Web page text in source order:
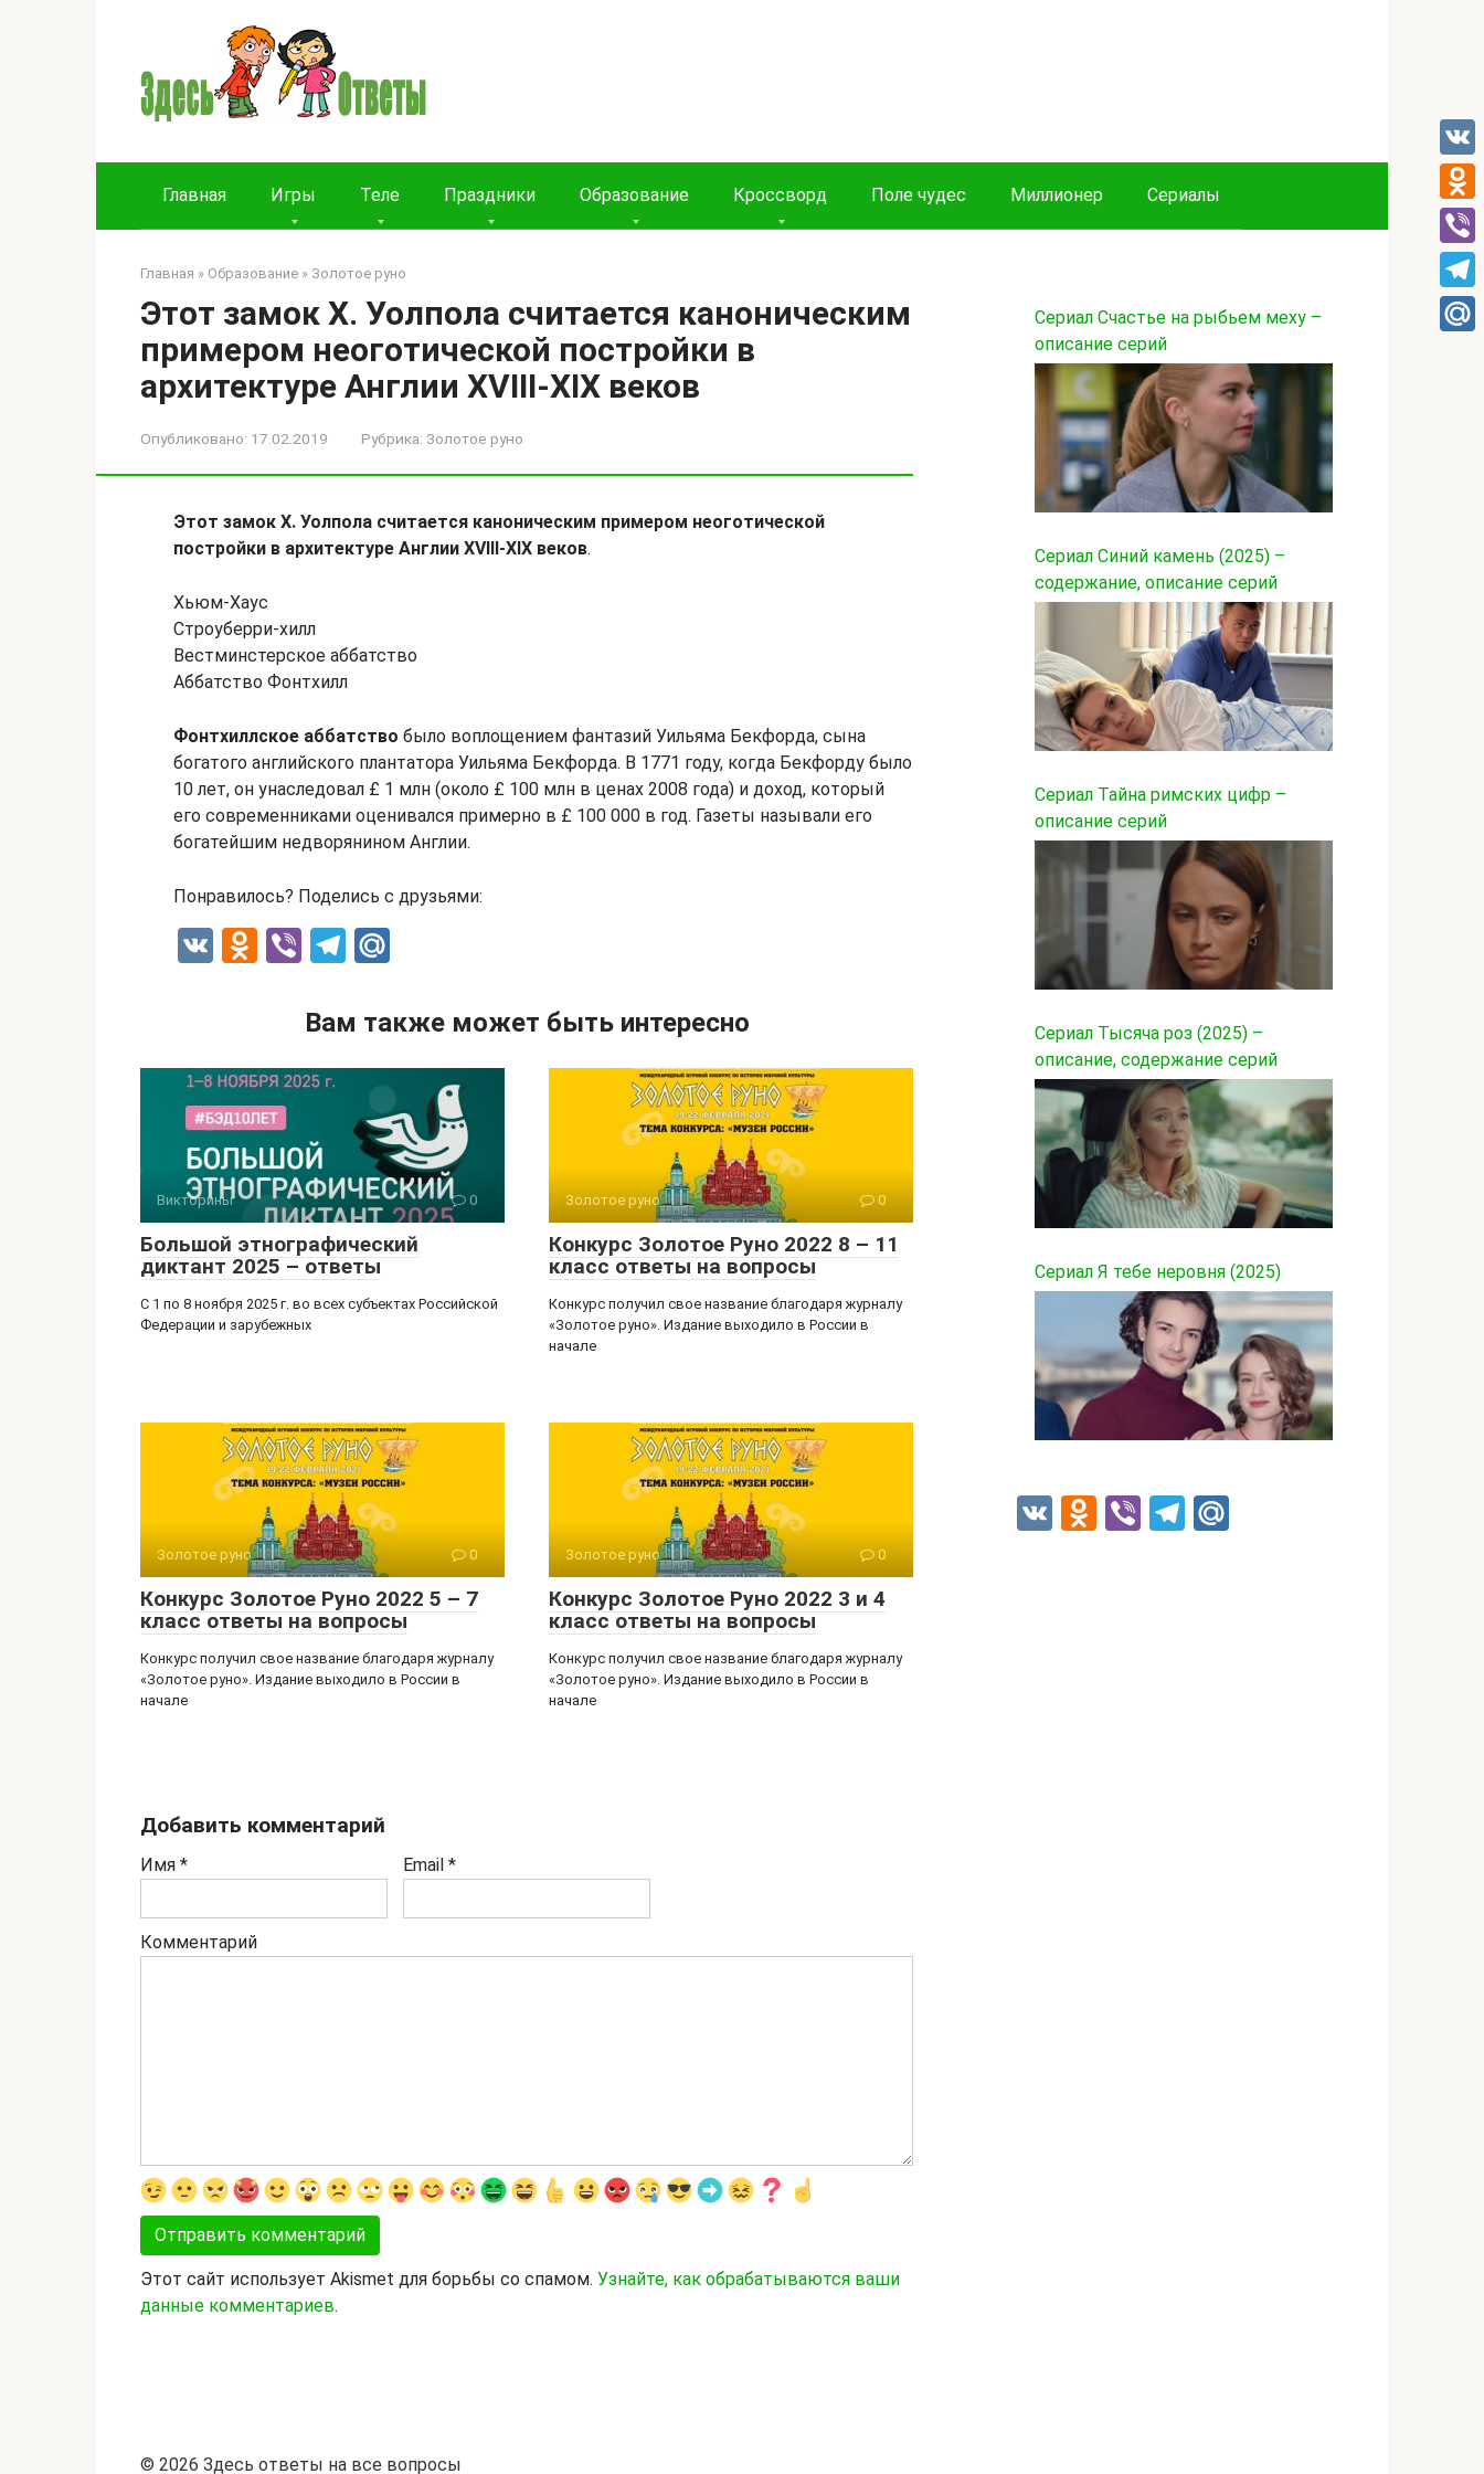
Главная Игры Теле Праздники Образование Кроссворд Поле чудес Миллионер Сериалы
Главная » Образование » Золотое руно
Этот замок Х. Уолпола считается каноническим
примером неоготической постройки в
архитектуре Англии XVIII-XIX веков
Опубликовано: 17.02.2019 Рубрика: Золотое руно
Этот замок Х. Уолпола считается каноническим примером неоготической
постройки в архитектуре Англии XVIII-XIX веков.
Хьюм-Хаус
Строуберри-хилл
Вестминстерское аббатство
Аббатство Фонтхилл
Фонтхиллское аббатство было воплощением фантазий Уильяма Бекфорда, сына
богатого английского плантатора Уильяма Бекфорда. В 1771 году, когда Бекфорду было
10 лет, он унаследовал £ 1 млн (около £ 100 млн в ценах 2008 года) и доход, который
его современниками оценивался примерно в £ 100 000 в год. Газеты называли его
богатейшим недворянином Англии.
Понравилось? Поделись с друзьями:
V
O
kl
a
ss
ni
ki
Vi
er
T
e
m
.R
Вам также может быть интересно
Викторины 0
Большой этнографический
диктант 2025 – ответы
С 1 по 8 ноября 2025 г. во всех субъектах Российской
Федерации и зарубежных
Золотое руно 0
Конкурс Золотое Руно 2022 8 – 11
класс ответы на вопросы
Конкурс получил свое название благодаря журналу
«Золотое руно». Издание выходило в России в
начале
Золотое руно 0
Конкурс Золотое Руно 2022 5 – 7
класс ответы на вопросы
Конкурс получил свое название благодаря журналу
«Золотое руно». Издание выходило в России в
начале
Золотое руно 0
Конкурс Золотое Руно 2022 3 и 4
класс ответы на вопросы
Конкурс получил свое название благодаря журналу
«Золотое руно». Издание выходило в России в
начале
Добавить комментарий
Имя * Email *
Комментарий
Этот сайт использует Akismet для борьбы со спамом. Узнайте, как обрабатываются ваши
данные комментариев.
Сериал Счастье на рыбьем меху –
описание серий
Сериал Синий камень (2025) –
содержание, описание серий
Сериал Тайна римских цифр –
описание серий
Сериал Тысяча роз (2025) –
описание, содержание серий
Сериал Я тебе неровня (2025)
VK Odnoklassniki
ViberTelegram
© 2026 Здесь ответы на все вопросы
VK
Viber